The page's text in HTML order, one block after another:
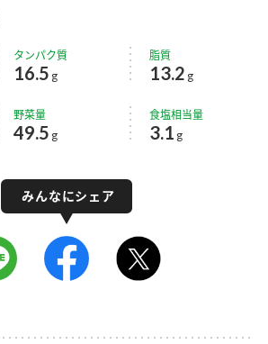
タンパク質
16.5 g
脂質
13.2 g
野菜量
49.5 g
食塩相当量
3.1 g